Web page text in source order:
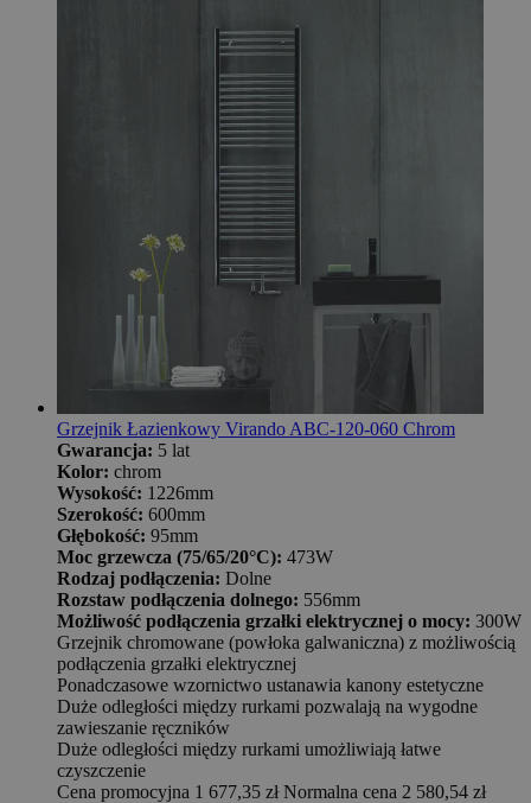
Grzejnik Łazienkowy Virando ABC-120-060 Chrom
Gwarancja: 5 lat
Kolor: chrom
Wysokość: 1226mm
Szerokość: 600mm
Głębokość: 95mm
Moc grzewcza (75/65/20°C): 473W
Rodzaj podłączenia: Dolne
Rozstaw podłączenia dolnego: 556mm
Możliwość podłączenia grzałki elektrycznej o mocy: 300W
Grzejnik chromowane (powłoka galwaniczna) z możliwością
podłączenia grzałki elektrycznej
Ponadczasowe wzornictwo ustanawia kanony estetyczne
Duże odległości między rurkami pozwalają na wygodne
zawieszanie ręczników
Duże odległości między rurkami umożliwiają łatwe
czyszczenie
Cena promocyjna 1 677,35 zł Normalna cena 2 580,54 zł